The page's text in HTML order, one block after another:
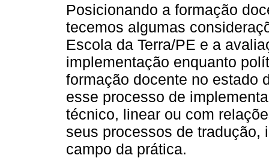
Posicionando a formação
tecemos algumas
Escola da Terra/PE e a
implementação enquanto
formação docente no estado
esse processo de
técnico, linear ou com
seus processos de tradução,
campo da prática.